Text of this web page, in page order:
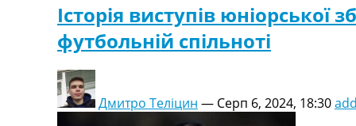
Історія виступів юніорської
футбольній спільноті
Дмитро Теліцин — Серп 6, 2024, 18:30